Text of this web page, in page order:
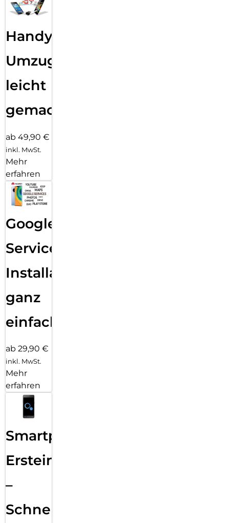
Handy
Umzug
leicht
gemacht!
ab 49,90 €
inkl. MwSt.
Mehr
erfahren
Google
Services
Installation
ganz
einfach
ab 29,90 €
inkl. MwSt.
Mehr
erfahren
Smartphone
Ersteinrichtung
–
Schnelle